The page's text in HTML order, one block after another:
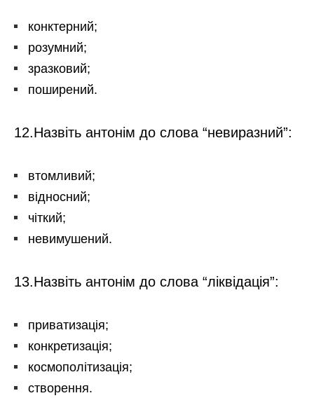
конктерний;
розумний;
зразковий;
поширений.
12.Назвіть антонім до слова “невиразний”:
втомливий;
відносний;
чіткий;
невимушений.
13.Назвіть антонім до слова “ліквідація”:
приватизація;
конкретизація;
космополітизація;
створення.